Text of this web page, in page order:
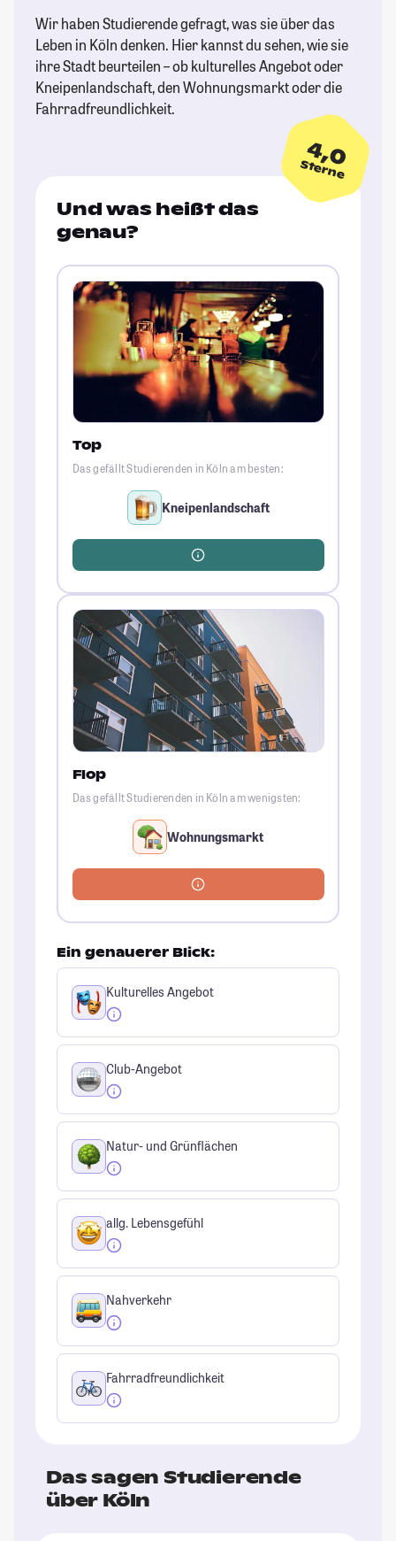
Wir haben Studierende gefragt, was sie über das
Leben in Köln denken. Hier kannst du sehen, wie sie
ihre Stadt beurteilen – ob kulturelles Angebot oder
Kneipenlandschaft, den Wohnungsmarkt oder die
Fahrradfreundlichkeit.
4,0
Sterne
Und was heißt das
genau?
Top
Das gefällt Studierenden in Köln am besten:
Kneipenlandschaft
Flop
Das gefällt Studierenden in Köln am wenigsten:
Wohnungsmarkt
Ein genauerer Blick:
Kulturelles Angebot
Club-Angebot
Natur- und Grünflächen
allg. Lebensgefühl
Nahverkehr
Fahrradfreundlichkeit
Das sagen Studierende
über Köln